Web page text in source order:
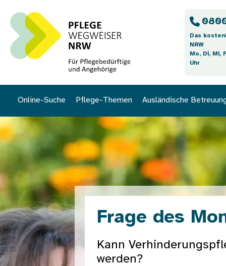
Direkt zum Inhalt
Das
NRW
Mo, Di, Mi,
Uhr
Online-Suche Pflege-Themen Ausländische
Bild
Frage des
Kann
werden?